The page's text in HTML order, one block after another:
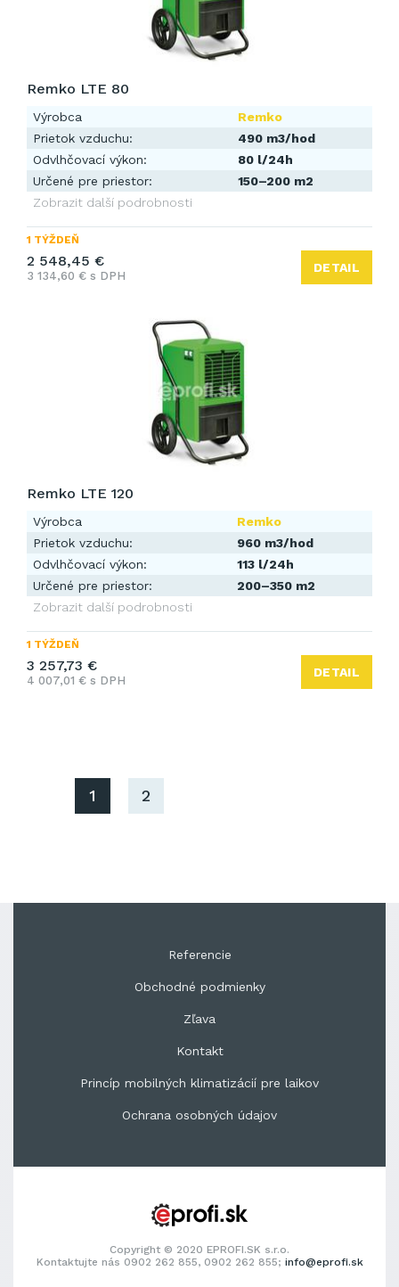
Remko LTE 80
Výrobca
Remko
Prietok vzduchu:
490 m3/hod
Odvlhčovací výkon:
80 l/24h
Určené pre priestor:
150–200 m2
Zobrazit další podrobnosti
1 TÝŽDEŇ
2 548,45 €
3 134,60 € s DPH
DETAIL
Remko LTE 120
Výrobca
Remko
Prietok vzduchu:
960 m3/hod
Odvlhčovací výkon:
113 l/24h
Určené pre priestor:
200–350 m2
Zobrazit další podrobnosti
1 TÝŽDEŇ
3 257,73 €
4 007,01 € s DPH
DETAIL
1 2
Referencie
Obchodné podmienky
Zľava
Kontakt
Princíp mobilných klimatizácií pre laikov
Ochrana osobných údajov
Copyright © 2020 EPROFI.SK s.r.o.
Kontaktujte nás 0902 262 855, 0902 262 855; info@eprofi.sk